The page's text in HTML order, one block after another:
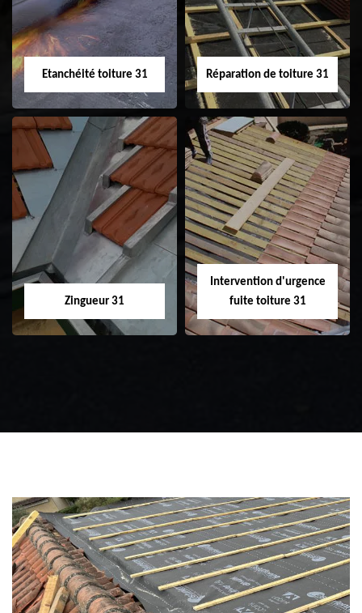
toiture 31
Etanchéité toiture 31
Etanchéité toiture
31
Réparation de toiture 31
Réparation de
toiture 31
Zingueur 31
Intervention d'urgence
fuite toiture 31